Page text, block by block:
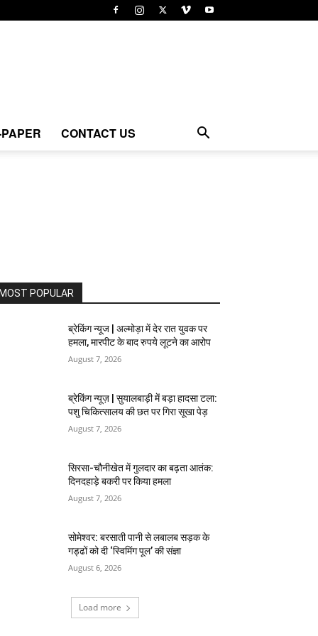
CONTACT US
MOST POPULAR
ब्रेकिंग न्यूज | अल्मोड़ा में देर रात युवक पर
हमला, मारपीट के बाद रुपये लूटने का आरोप
August 7, 2026
ब्रेकिंग न्यूज़ | सुयालबाड़ी में बड़ा हादसा टला:
पशु चिकित्सालय की छत पर गिरा सूखा पेड़
August 7, 2026
सिरसा-चौनीखेत में गुलदार का बढ़ता आतंक:
दिनदहाड़े बकरी पर किया हमला
August 7, 2026
सोमेश्वर: बरसाती पानी से लबालब सड़क के
गड्ढों को दी ‘स्विमिंग पूल’ की संज्ञा
August 6, 2026
Load more